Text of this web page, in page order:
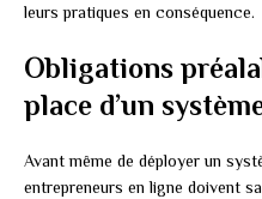
leurs pratiques en conséquence.
Obligations
place d’un
Avant même de déployer un
entrepreneurs en ligne doivent